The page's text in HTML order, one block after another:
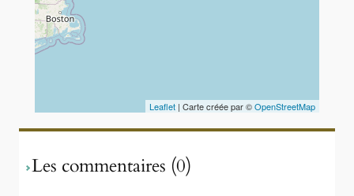
Leaflet | Carte créée par ©OpenStreetMap
Les commentaires (0)